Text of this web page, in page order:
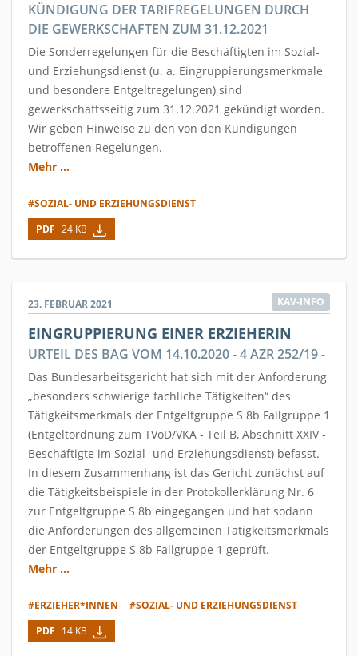
KÜNDIGUNG DER TARIFREGELUNGEN DURCH
DIE GEWERKSCHAFTEN ZUM 31.12.2021
Die Sonderregelungen für die Beschäftigten im Sozial-
und Erziehungsdienst (u. a. Eingruppierungsmerkmale
und besondere Entgeltregelungen) sind
gewerkschaftsseitig zum 31.12.2021 gekündigt worden.
Wir geben Hinweise zu den von den Kündigungen
betroffenen Regelungen.
Mehr ...
#SOZIAL- UND ERZIEHUNGSDIENST
PDF 24 KB
23. FEBRUAR 2021 KAV-INFO
EINGRUPPIERUNG EINER ERZIEHERIN
URTEIL DES BAG VOM 14.10.2020 - 4 AZR 252/19 -
Das Bundesarbeitsgericht hat sich mit der Anforderung
„besonders schwierige fachliche Tätigkeiten“ des
Tätigkeitsmerkmals der Entgeltgruppe S 8b Fallgruppe 1
(Entgeltordnung zum TVöD/VKA - Teil B, Abschnitt XXIV -
Beschäftigte im Sozial- und Erziehungsdienst) befasst.
In diesem Zusammenhang ist das Gericht zunächst auf
die Tätigkeitsbeispiele in der Protokollerklärung Nr. 6
zur Entgeltgruppe S 8b eingegangen und hat sodann
die Anforderungen des allgemeinen Tätigkeitsmerkmals
der Entgeltgruppe S 8b Fallgruppe 1 geprüft.
Mehr ...
#ERZIEHER*INNEN
#SOZIAL- UND ERZIEHUNGSDIENST
PDF 14 KB